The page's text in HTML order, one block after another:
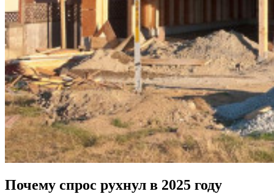
Почему спрос рухнул в 2025 году